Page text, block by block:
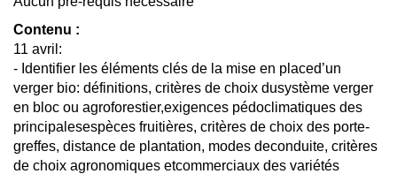
Contenu :
11 avril:
- Identifier les éléments clés de la mise en placed’un
verger bio: définitions, critères de choix dusystème verger
en bloc ou agroforestier,exigences pédoclimatiques des
principalesespèces fruitières, critères de choix des porte-
greffes, distance de plantation, modes deconduite, critères
de choix agronomiques etcommerciaux des variétés